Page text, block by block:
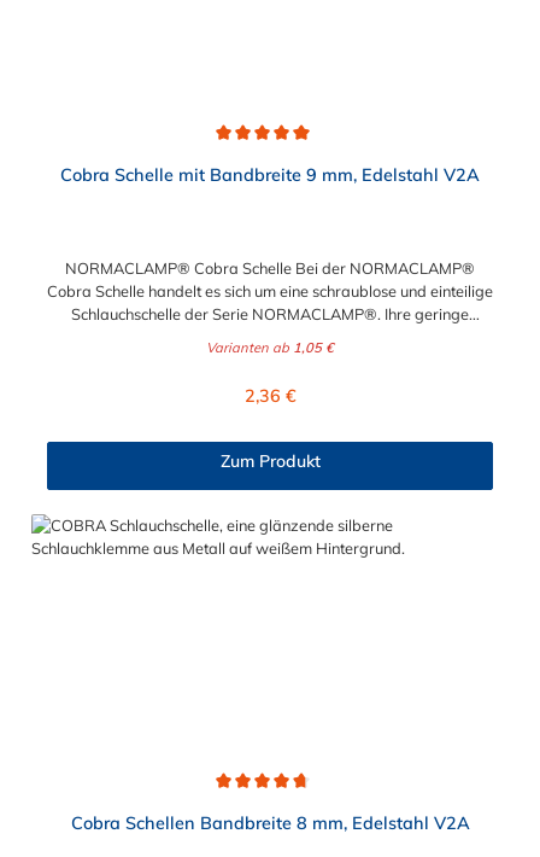
Cobra Schelle mit Bandbreite 9 mm, Edelstahl V2A
NORMACLAMP® Cobra Schelle Bei der NORMACLAMP®
Cobra Schelle handelt es sich um eine schraublose und einteilige
Schlauchschelle der Serie NORMACLAMP®. Ihre geringe
fachgerechte Montage auch auf engstem Raum. Die Montage
Spannzange durchgeführt. Ein Öffnen der NORMACLAMP®
möglich. Die unterschiedliche Farbkennzeichnung entsprechend
Spannbereich der Schlauchschelle liegt zwischen 31 mm und
77 mm.
Varianten ab 1,05 €
Regulärer Preis:
2,36 €
Zum Produkt
Cobra Schellen Bandbreite 8 mm, Edelstahl V2A